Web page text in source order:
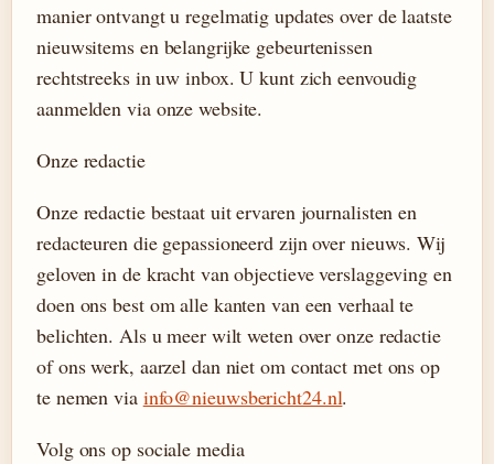
manier ontvangt u regelmatig updates over de laatste
nieuwsitems en belangrijke gebeurtenissen
rechtstreeks in uw inbox. U kunt zich eenvoudig
aanmelden via onze website.
Onze redactie
Onze redactie bestaat uit ervaren journalisten en
redacteuren die gepassioneerd zijn over nieuws. Wij
geloven in de kracht van objectieve verslaggeving en
doen ons best om alle kanten van een verhaal te
belichten. Als u meer wilt weten over onze redactie
of ons werk, aarzel dan niet om contact met ons op
te nemen via info@nieuwsbericht24.nl.
Volg ons op sociale media